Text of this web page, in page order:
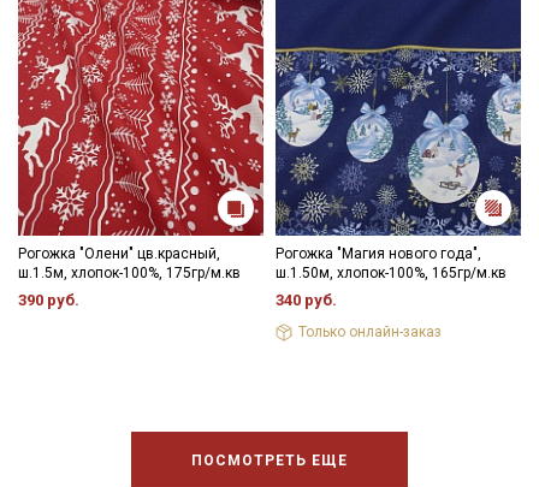
Рогожка "Олени" цв.красный,
ш.1.5м, хлопок-100%, 175гр/м.кв
390 руб.
Рогожка "Магия нового года",
ш.1.50м, хлопок-100%, 165гр/м.кв
340 руб.
Только онлайн-заказ
ПОСМОТРЕТЬ ЕЩЕ